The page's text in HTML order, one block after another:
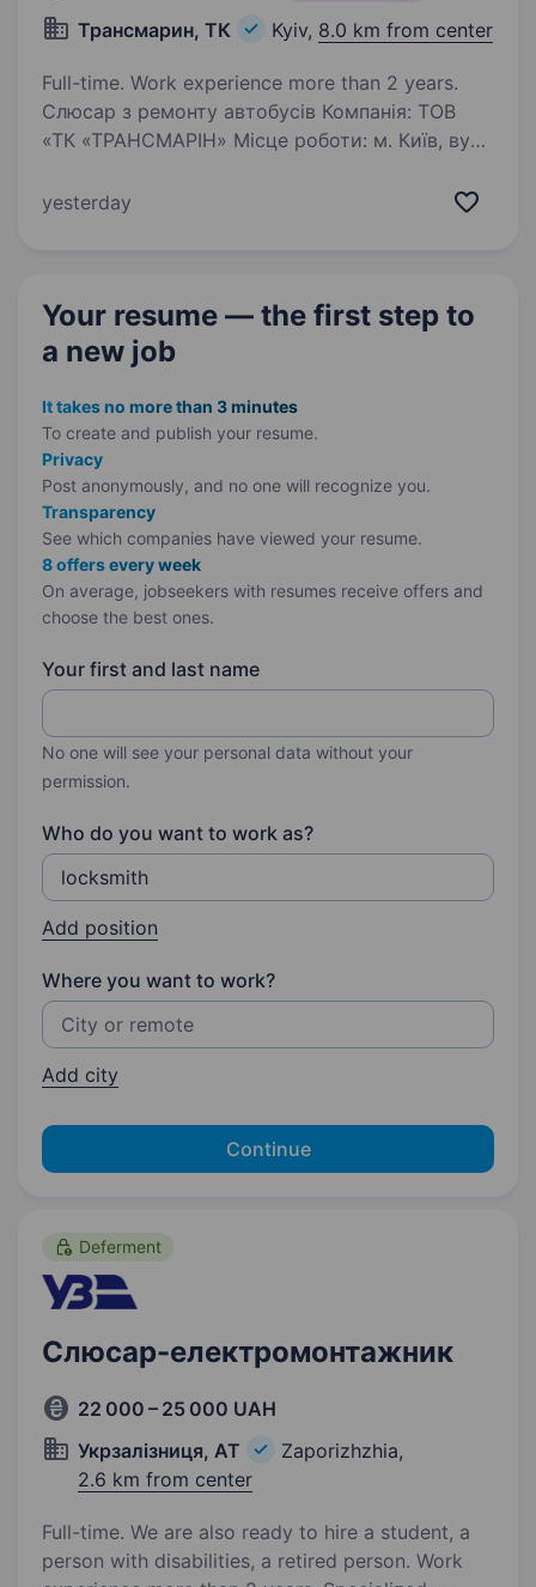
Трансмарин, ТК Kyiv, 8.0 km from center
Full-time. Work experience more than 2 years.
Слюсар з ремонту автобусів Компанія: ТОВ
«ТК «ТРАНСМАРІН» Місце роботи: м. Київ, вул.
грн Обов’язки: Проведення технічного
yesterday
Your resume — the first step to
a new job
It takes no more than 3 minutes
To create and publish your resume.
Privacy
Post anonymously, and no one will recognize you.
Transparency
See which companies have viewed your resume.
8 offers every week
On average, jobseekers with resumes receive offers and
choose the best ones.
Your first and last name
No one will see your personal data without your
permission.
Who do you want to work as?
Add position
Where you want to work?
Add city
Continue
Deferment
Слюсар-електромонтажник
22 000 – 25 000 UAH
Укрзалізниця, АТ
Zaporizhzhia,
2.6 km from center
Full-time. We are also ready to hire a student, a
person with disabilities, a retired person. Work